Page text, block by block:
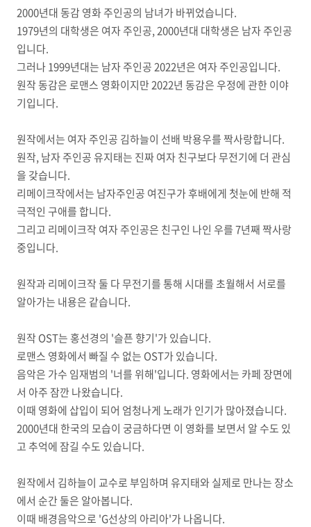
2000년대 동감 영화 주인공의 남녀가 바뀌었습니다.
1979년의 대학생은 여자 주인공, 2000년대 대학생은 남자 주인공
입니다.
그러나 1999년대는 남자 주인공 2022년은 여자 주인공입니다.
원작 동감은 로맨스 영화이지만 2022년 동감은 우정에 관한 이야
기입니다.
원작에서는 여자 주인공 김하늘이 선배 박용우를 짝사랑합니다.
원작, 남자 주인공 유지태는 진짜 여자 친구보다 무전기에 더 관심
을 갖습니다.
리메이크작에서는 남자주인공 여진구가 후배에게 첫눈에 반해 적
극적인 구애를 합니다.
그리고 리메이크작 여자 주인공은 친구인 나인 우를 7년째 짝사랑
중입니다.
원작과 리메이크작 둘 다 무전기를 통해 시대를 초월해서 서로를
알아가는 내용은 같습니다.
원작 OST는 홍선경의 '슬픈 향기'가 있습니다.
로맨스 영화에서 빠질 수 없는 OST가 있습니다.
음악은 가수 임재범의 '너를 위해'입니다. 영화에서는 카페 장면에
서 아주 잠깐 나왔습니다.
이때 영화에 삽입이 되어 엄청나게 노래가 인기가 많아졌습니다.
2000년대 한국의 모습이 궁금하다면 이 영화를 보면서 알 수도 있
고 추억에 잠길 수도 있습니다.
원작에서 김하늘이 교수로 부임하며 유지태와 실제로 만나는 장소
에서 순간 둘은 알아봅니다.
이때 배경음악으로 'G선상의 아리아'가 나옵니다.